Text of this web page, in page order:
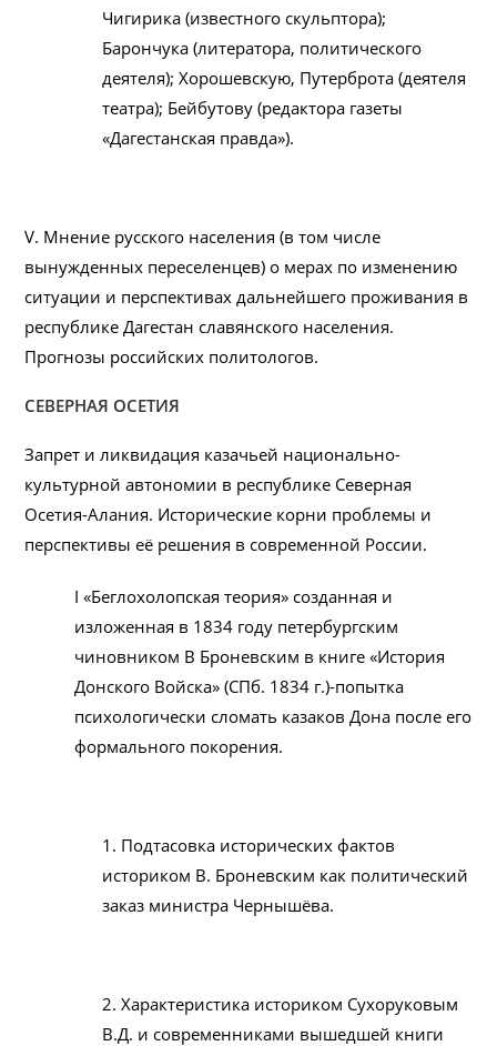
Чигирика (известного скульптора);
Барончука (литератора, политического
деятеля); Хорошевскую, Путерброта (деятеля
театра); Бейбутову (редактора газеты
«Дагестанская правда»).
V. Мнение русского населения (в том числе
вынужденных переселенцев) о мерах по изменению
ситуации и перспективах дальнейшего проживания в
республике Дагестан славянского населения.
Прогнозы российских политологов.
СЕВЕРНАЯ ОСЕТИЯ
Запрет и ликвидация казачьей национально-
культурной автономии в республике Северная
Осетия-Алания. Исторические корни проблемы и
перспективы её решения в современной России.
I «Беглохолопская теория» созданная и
изложенная в 1834 году петербургским
чиновником В Броневским в книге «История
Донского Войска» (СПб. 1834 г.)-попытка
психологически сломать казаков Дона после его
формального покорения.
1. Подтасовка исторических фактов
историком В. Броневским как политический
заказ министра Чернышёва.
2. Характеристика историком Сухоруковым
В.Д. и современниками вышедшей книги